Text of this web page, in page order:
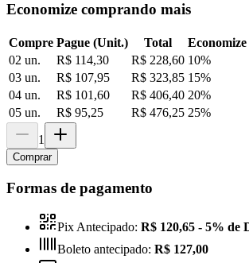
Economize comprando mais
Compre Pague (Unit.) Total
Economize
02 un.
R$ 114,30 R$ 228,60 10%
03 un.
R$ 107,95 R$ 323,85 15%
04 un.
R$ 101,60 R$ 406,40 20%
05 un.
R$ 95,25 R$ 476,25 25%
1
Comprar
Formas de pagamento
Pix Antecipado: R$ 120,65 - 5% de
Boleto antecipado: R$ 127,00